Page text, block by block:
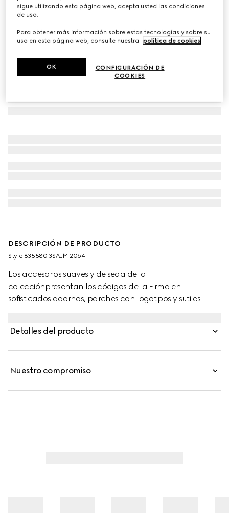
DESCRIPCIÓN DE PRODUCTO
Style ‎835580 3SAJM 2064
Los accesorios suaves y de seda de la
colecciónpresentan los códigos de la Firma en
sofisticados adornos, parches con logotipos y sutiles
Detalles del producto
Nuestro compromiso
sigue utilizando esta página web, acepta usted las condiciones
de uso.
Para obtener más información sobre estas tecnologías y sobre su
uso en esta página web, consulte nuestra
política de cookies.
CONFIGURACIÓN DE
COOKIES
OK